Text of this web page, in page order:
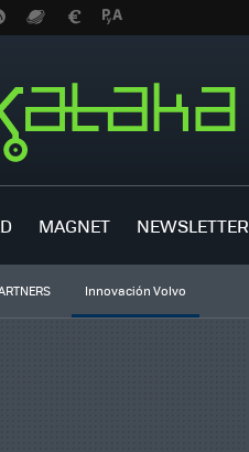
MAGNET NEWSLETTER
Innovación Volvo